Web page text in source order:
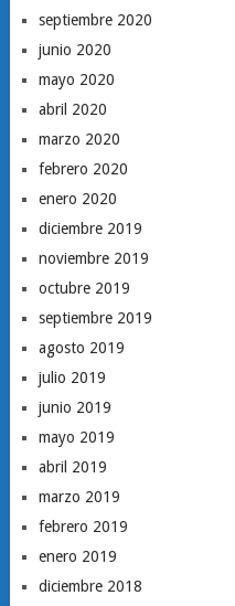
septiembre 2020
junio 2020
mayo 2020
abril 2020
marzo 2020
febrero 2020
enero 2020
diciembre 2019
noviembre 2019
octubre 2019
septiembre 2019
agosto 2019
julio 2019
junio 2019
mayo 2019
abril 2019
marzo 2019
febrero 2019
enero 2019
diciembre 2018